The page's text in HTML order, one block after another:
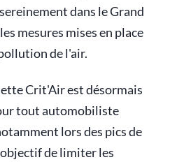
dans le Grand
mesures mises en place
de l'air.
Crit'Air est désormais
tout automobiliste
lors des pics de
de limiter les